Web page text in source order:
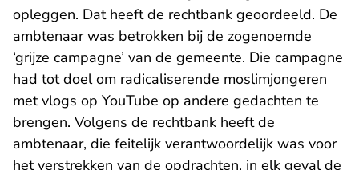
opleggen. Dat heeft de rechtbank geoordeeld. De
ambtenaar was betrokken bij de zogenoemde
‘grijze campagne’ van de gemeente. Die campagne
had tot doel om radicaliserende moslimjongeren
met vlogs op YouTube op andere gedachten te
brengen. Volgens de rechtbank heeft de
ambtenaar, die feitelijk verantwoordelijk was voor
het verstrekken van de opdrachten, in elk geval de